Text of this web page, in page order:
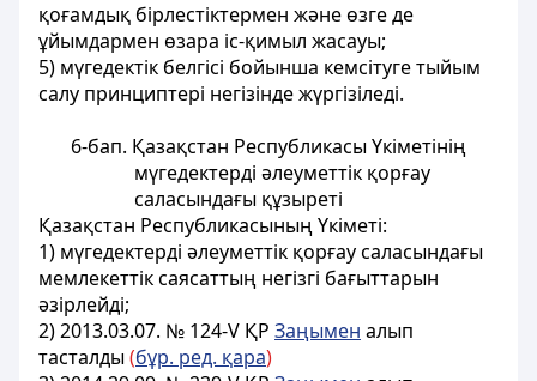
қоғамдық бірлестiктермен және өзге де
ұйымдармен өзара iс-қимыл жасауы;
5) мүгедектiк белгiсi бойынша кемсiтуге тыйым
салу принциптерi негiзiнде жүргiзiледi.
6-бап. Қазақстан Республикасы Үкіметінiң
мүгедектердi әлеуметтiк қорғау
саласындағы құзыретi
Қазақстан Республикасының Үкіметі:
1) мүгедектердi әлеуметтiк қорғау саласындағы
мемлекеттік саясаттың негiзгi бағыттарын
әзiрлейдi;
2) 2013.03.07. № 124-V ҚР Заңымен алып
тасталды(бұр. ред. қара)